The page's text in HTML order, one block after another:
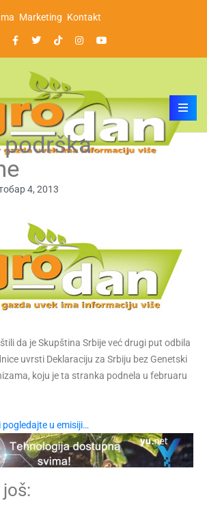
Marketing Kontakt
4, 2013
da je Skupština Srbije već drugi put odbila
uvrsti Deklaraciju za Srbiju bez Genetski
koju je ta stranka podnela u februaru
u emisiji…